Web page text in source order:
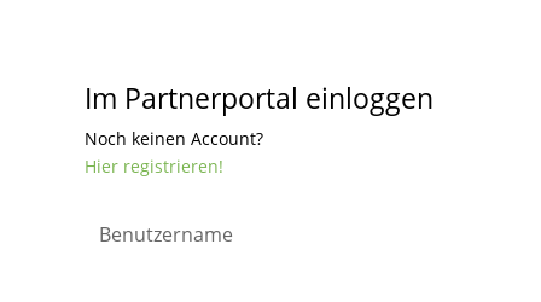
Im Partnerportal einloggen
Noch keinen Account?
Hier registrieren!